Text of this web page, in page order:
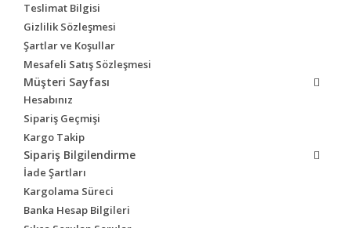
Teslimat Bilgisi
Gizlilik Sözleşmesi
Şartlar ve Koşullar
Mesafeli Satış Sözleşmesi
Müşteri Sayfası
Hesabınız
Sipariş Geçmişi
Kargo Takip
Sipariş Bilgilendirme
İade Şartları
Kargolama Süreci
Banka Hesap Bilgileri